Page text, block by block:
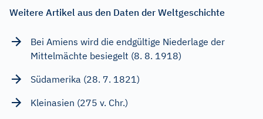
Weitere Artikel aus den Daten der Weltgeschichte
Bei Amiens wird die endgültige Niederlage der
Mittelmächte besiegelt (8. 8. 1918)
Südamerika (28. 7. 1821)
Kleinasien (275 v. Chr.)